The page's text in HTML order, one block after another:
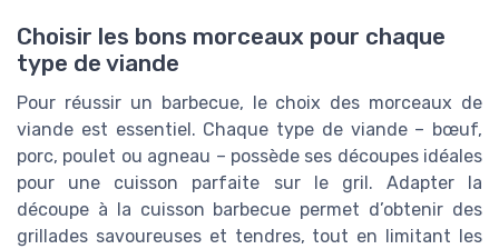
Choisir les bons morceaux pour chaque
type de viande
Pour réussir un barbecue, le choix des morceaux de
viande est essentiel. Chaque type de viande – bœuf,
porc, poulet ou agneau – possède ses découpes idéales
pour une cuisson parfaite sur le gril. Adapter la
découpe à la cuisson barbecue permet d’obtenir des
grillades savoureuses et tendres, tout en limitant les